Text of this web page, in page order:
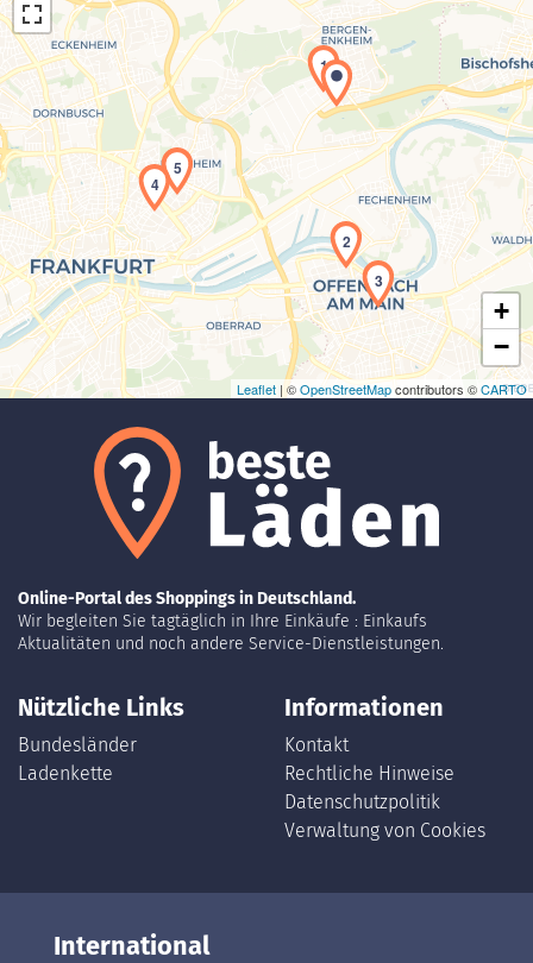
Laden der Karte...
1
2
3
4
5
+
−
Leaflet | ©OpenStreetMapcontributors ©CARTO
Online-Portal des Shoppings in Deutschland.
Wir begleiten Sie tagtäglich in Ihre Einkäufe : Einkaufs
Aktualitäten und noch andere Service-Dienstleistungen.
Nützliche Links
Bundesländer
Ladenkette
Informationen
Kontakt
Rechtliche Hinweise
Datenschutzpolitik
Verwaltung von Cookies
International